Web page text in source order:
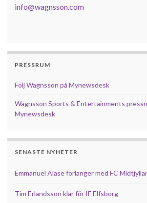
info@wagnsson.com
PRESSRUM
Följ Wagnsson på Mynewsdesk
Wagnsson Sports & Entertainments
Mynewsdesk
SENASTE NYHETER
Emmanuel Alase förlänger med FC
Tim Erlandsson klar för IF Elfsborg